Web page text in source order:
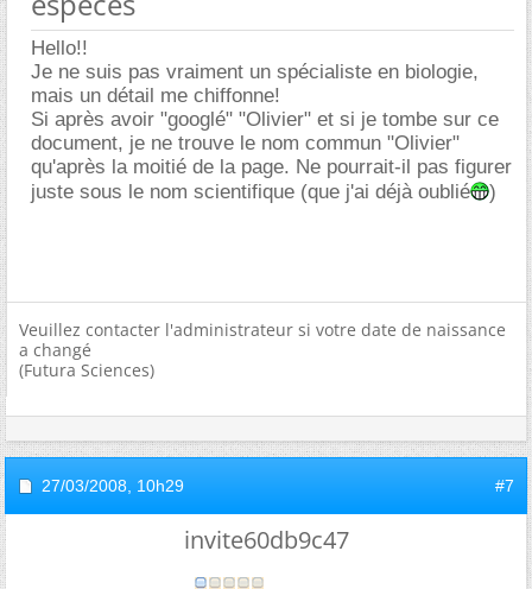
Hello!!
Je ne suis pas vraiment un spécialiste en biologie,
mais un détail me chiffonne!
Si après avoir "googlé" "Olivier" et si je tombe sur ce
document, je ne trouve le nom commun "Olivier"
qu'après la moitié de la page. Ne pourrait-il pas figurer
juste sous le nom scientifique (que j'ai déjà oublié
)
Veuillez contacter l'administrateur si votre date de naissance
a changé
(Futura Sciences)
27/03/2008, 10h29 #7
invite60db9c47